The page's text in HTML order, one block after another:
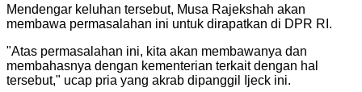
Mendengar keluhan tersebut, Musa Rajekshah akan
membawa permasalahan ini untuk dirapatkan di DPR RI.
"Atas permasalahan ini, kita akan membawanya dan
membahasnya dengan kementerian terkait dengan hal
tersebut," ucap pria yang akrab dipanggil Ijeck ini.